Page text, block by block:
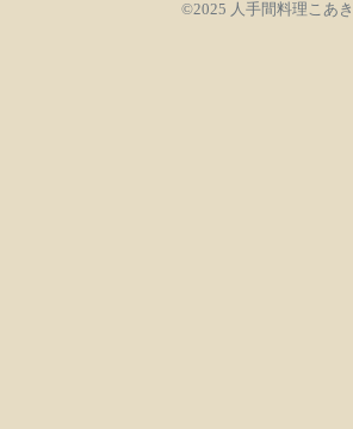
©2025 人手間料理こあき